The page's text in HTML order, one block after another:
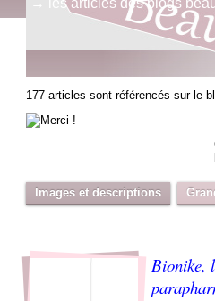
→ les articles des blogs
177 articles sont référencés sur le
Images et descriptions
Bionike,